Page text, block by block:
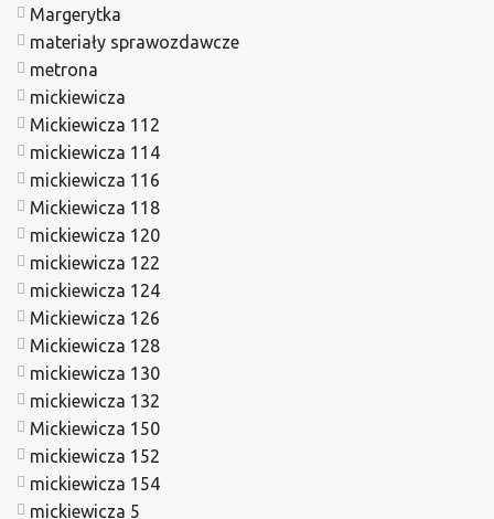
Margerytka
materiały sprawozdawcze
metrona
mickiewicza
Mickiewicza 112
mickiewicza 114
mickiewicza 116
Mickiewicza 118
mickiewicza 120
mickiewicza 122
mickiewicza 124
Mickiewicza 126
Mickiewicza 128
mickiewicza 130
mickiewicza 132
Mickiewicza 150
mickiewicza 152
mickiewicza 154
mickiewicza 5